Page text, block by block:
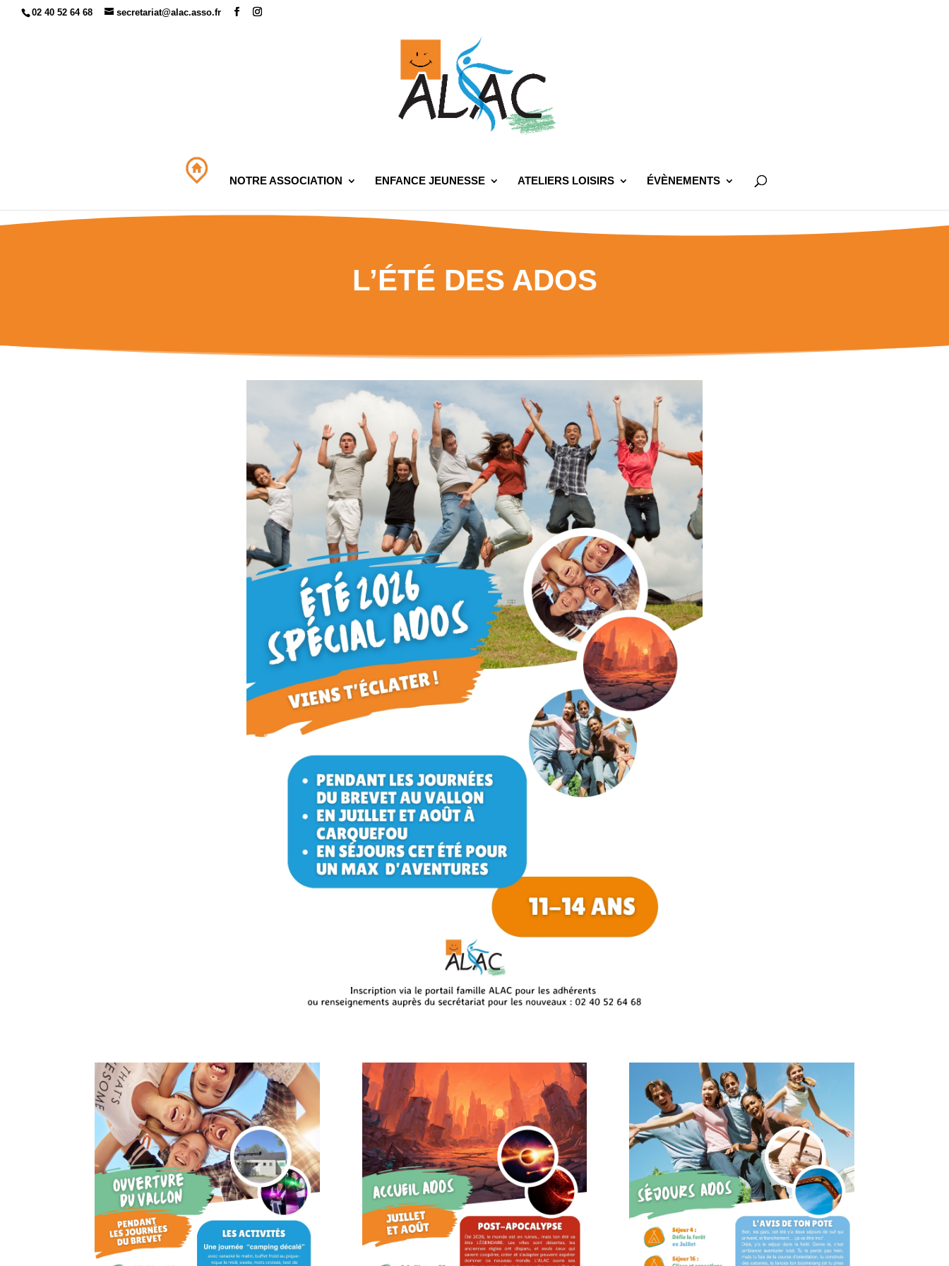
02 40 52 64 68 secretariat@alac.asso.fr
NOTRE ASSOCIATION ENFANCE JEUNESSE ATELIERS LOISIRS ÉVÈNEMENTS
L’ÉTÉ DES ADOS